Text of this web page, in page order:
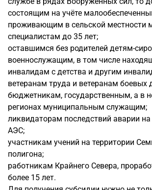
состоящим на учёте
проживающим в сельской местности
специалистам до 35 лет;
оставшимся без родителей детям-
военнослужащим, в том числе
инвалидам с детства и другим
ветеранам труда и ветеранам боевых
бюджетникам, государственным, а в
регионах муниципальным служащим;
ликвидаторам последствий аварии
АЭС;
участникам учений на территории
полигона;
работникам Крайнего Севера,
более 15 лет.